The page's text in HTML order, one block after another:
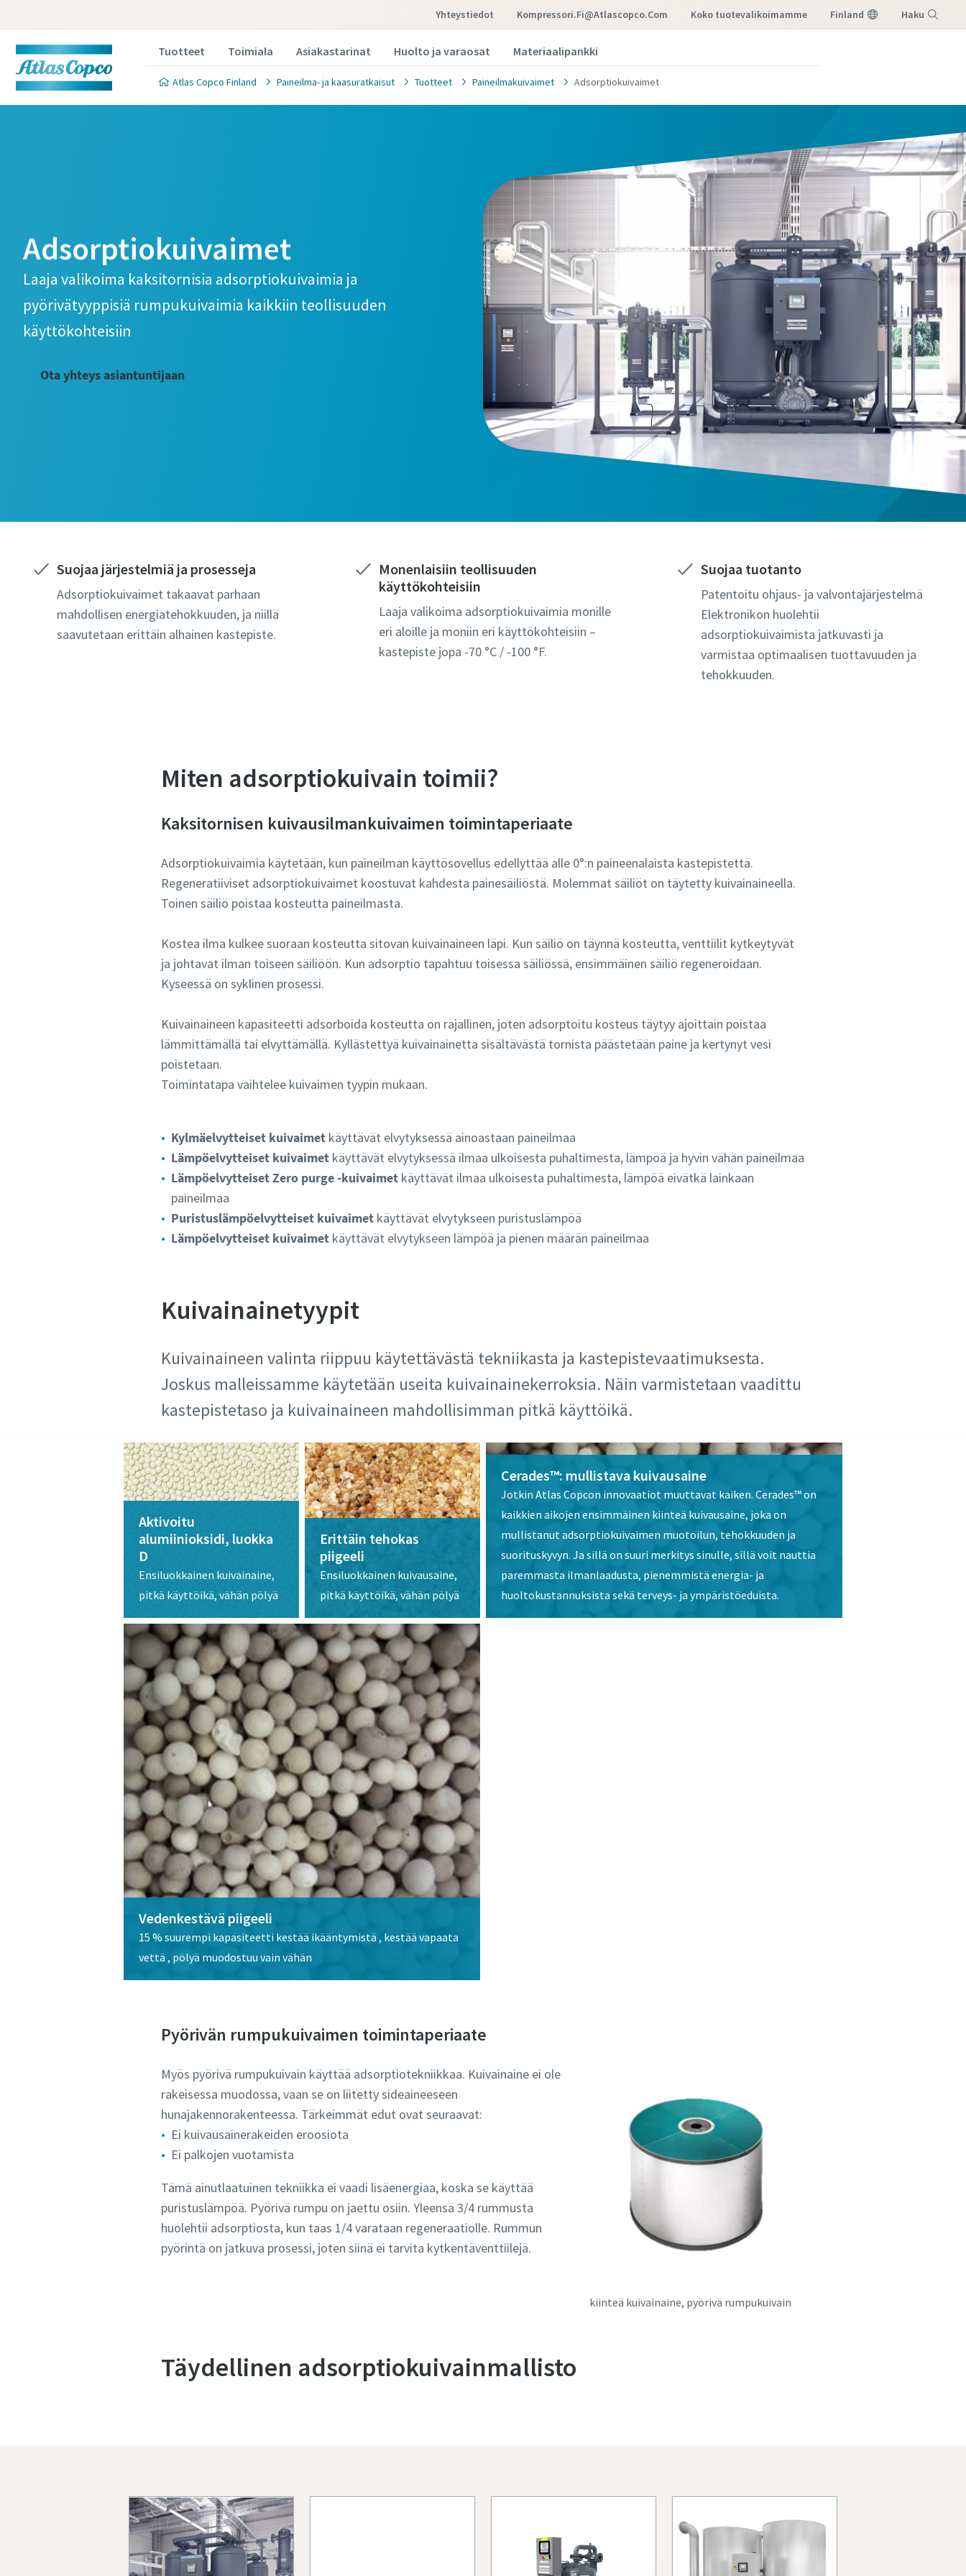
Yhteystiedot Kompressori.fi@atlascopco.com koko tuotevalikoimamme Finland Haku
Tuotteet Toimiala Asiakastarinat Huolto ja varaosat Materiaalipankki
Atlas Copco Finland Paineilma- ja kaasuratkaisut Tuotteet Paineilmakuivaimet Adsorptiokuivaimet
Adsorptiokuivaimet
Laaja valikoima kaksitornisia adsorptiokuivaimia ja
pyörivätyyppisiä rumpukuivaimia kaikkiin teollisuuden
käyttökohteisiin
Ota yhteys asiantuntijaan
Suojaa järjestelmiä ja prosesseja
Adsorptiokuivaimet takaavat parhaan
mahdollisen energiatehokkuuden, ja niillä
saavutetaan erittäin alhainen kastepiste.
Monenlaisiin teollisuuden
käyttökohteisiin
Laaja valikoima adsorptiokuivaimia monille
eri aloille ja moniin eri käyttökohteisiin –
kastepiste jopa -70 °C / -100 °F.
Suojaa tuotanto
Patentoitu ohjaus- ja valvontajärjestelmä
Elektronikon huolehtii
adsorptiokuivaimista jatkuvasti ja
varmistaa optimaalisen tuottavuuden ja
tehokkuuden.
Miten adsorptiokuivain toimii?
Kaksitornisen kuivausilmankuivaimen toimintaperiaate
Adsorptiokuivaimia käytetään, kun paineilman käyttösovellus edellyttää alle 0°:n paineenalaista kastepistettä.
Regeneratiiviset adsorptiokuivaimet koostuvat kahdesta painesäiliöstä. Molemmat säiliöt on täytetty kuivainaineella.
Toinen säiliö poistaa kosteutta paineilmasta.
Kostea ilma kulkee suoraan kosteutta sitovan kuivainaineen läpi. Kun säiliö on täynnä kosteutta, venttiilit kytkeytyvät
ja johtavat ilman toiseen säiliöön. Kun adsorptio tapahtuu toisessa säiliössä, ensimmäinen säiliö regeneroidaan.
Kyseessä on syklinen prosessi.
Kuivainaineen kapasiteetti adsorboida kosteutta on rajallinen, joten adsorptoitu kosteus täytyy ajoittain poistaa
lämmittämällä tai elvyttämällä. Kyllästettyä kuivainainetta sisältävästä tornista päästetään paine ja kertynyt vesi
poistetaan.
Toimintatapa vaihtelee kuivaimen tyypin mukaan.
Kylmäelvytteiset kuivaimetkäyttävät elvytyksessä ainoastaan paineilmaa
Lämpöelvytteiset kuivaimetkäyttävät elvytyksessä ilmaa ulkoisesta puhaltimesta, lämpöä ja hyvin vähän paineilmaa
Lämpöelvytteiset Zero purge -kuivaimet käyttävät ilmaa ulkoisesta puhaltimesta, lämpöä eivätkä lainkaan
paineilmaa
Puristuslämpöelvytteiset kuivaimetkäyttävät elvytykseen puristuslämpöä
Lämpöelvytteiset kuivaimet käyttävät elvytykseen lämpöä ja pienen määrän paineilmaa
Kuivainainetyypit
Kuivainaineen valinta riippuu käytettävästä tekniikasta ja kastepistevaatimuksesta.
Joskus malleissamme käytetään useita kuivainainekerroksia. Näin varmistetaan vaadittu
kastepistetaso ja kuivainaineen mahdollisimman pitkä käyttöikä.
Aktivoitu
alumiinioksidi, luokka
D​
Ensiluokkainen kuivainaine,
pitkä käyttöikä, vähän pölyä
Erittäin tehokas
piigeeli​
Ensiluokkainen kuivausaine,
pitkä käyttöikä, vähän pölyä​
Cerades™: mullistava kuivausaine
Jotkin Atlas Copcon innovaatiot muuttavat kaiken. Cerades™ on
kaikkien aikojen ensimmäinen kiinteä kuivausaine, joka on
mullistanut adsorptiokuivaimen muotoilun, tehokkuuden ja
suorituskyvyn. Ja sillä on suuri merkitys sinulle, sillä voit nauttia
paremmasta ilmanlaadusta, pienemmistä energia- ja
huoltokustannuksista sekä terveys- ja ympäristöeduista.
Vedenkestävä piigeeli​
15 % suurempi kapasiteetti kestää ikääntymistä , kestää vapaata
vettä , pölyä muodostuu vain vähän​
Pyörivän rumpukuivaimen toimintaperiaate
kiinteä kuivainaine, pyörivä rumpukuivain
Myös pyörivä rumpukuivain käyttää adsorptiotekniikkaa. Kuivainaine ei ole
rakeisessa muodossa, vaan se on liitetty sideaineeseen
hunajakennorakenteessa. Tärkeimmät edut ovat seuraavat:
Ei kuivausainerakeiden eroosiota​
Ei palkojen vuotamista ​
Tämä ainutlaatuinen tekniikka ei vaadi lisäenergiaa, koska se käyttää
puristuslämpöä. Pyörivä rumpu on jaettu osiin. Yleensä 3/4 rummusta
huolehtii adsorptiosta, kun taas 1/4 varataan regeneraatiolle. Rummun
pyörintä on jatkuva prosessi, joten siinä ei tarvita kytkentäventtiilejä.
Täydellinen adsorptiokuivainmallisto